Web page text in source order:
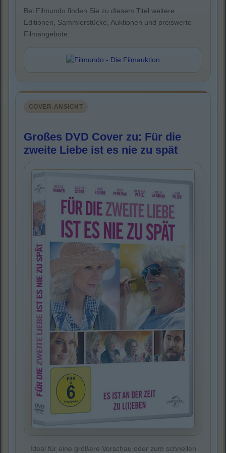
Bei Filmundo finden Sie zu diesem Titel weitere
Editionen, Sammlerstücke, Auktionen und preiswerte
Filmangebote.
COVER-ANSICHT
Großes DVD Cover zu: Für die
zweite Liebe ist es nie zu spät
Ideal für eine größere Vorschau oder zum schnellen